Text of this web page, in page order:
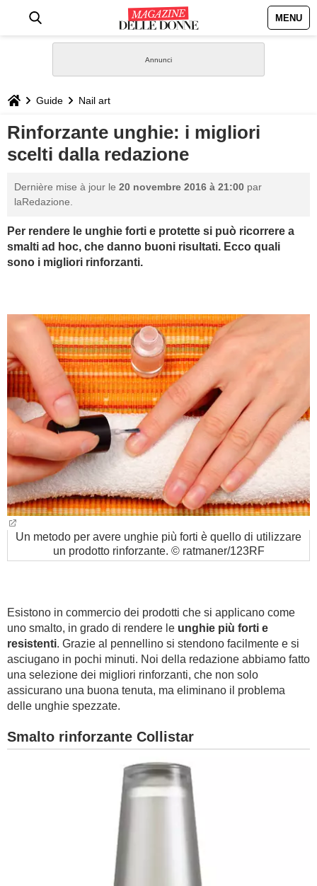
MENU
STILE
BIOGRAFIE
DEFINIZIONI
GASTRONOMIA
BAMBINO
DIETA
GUIDE
FORUM
Guide Nail art
Rinforzante unghie: i migliori
scelti dalla redazione
Dernière mise à jour le 20 novembre 2016 à 21:00 par
laRedazione.
Per rendere le unghie forti e protette si può ricorrere a
smalti ad hoc, che danno buoni risultati. Ecco quali
sono i migliori rinforzanti.
Un metodo per avere unghie più forti è quello di utilizzare
un prodotto rinforzante. © ratmaner/123RF
Esistono in commercio dei prodotti che si applicano come
uno smalto, in grado di rendere le unghie più forti e
resistenti. Grazie al pennellino si stendono facilmente e si
asciugano in pochi minuti. Noi della redazione abbiamo fatto
una selezione dei migliori rinforzanti, che non solo
assicurano una buona tenuta, ma eliminano il problema
delle unghie spezzate.
Smalto rinforzante Collistar